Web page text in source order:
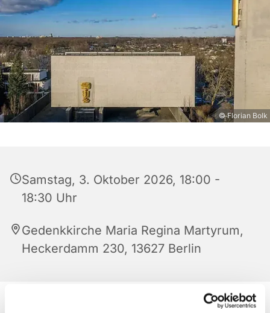
© Florian Bolk
Samstag, 3. Oktober 2026, 18:00 -
18:30 Uhr
Gedenkkirche Maria Regina Martyrum,
Heckerdamm 230, 13627 Berlin